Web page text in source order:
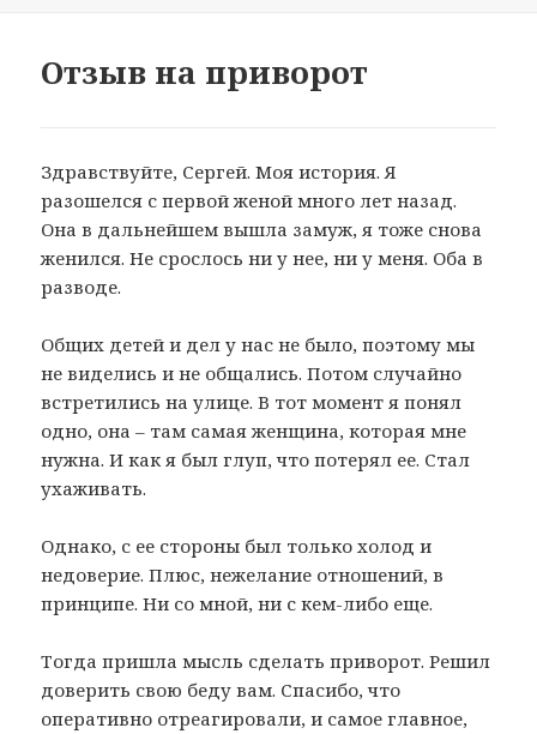
Отзыв на приворот
Здравствуйте, Сергей. Моя история. Я
разошелся с первой женой много лет назад.
Она в дальнейшем вышла замуж, я тоже снова
женился. Не срослось ни у нее, ни у меня. Оба в
разводе.
Общих детей и дел у нас не было, поэтому мы
не виделись и не общались. Потом случайно
встретились на улице. В тот момент я понял
одно, она – там самая женщина, которая мне
нужна. И как я был глуп, что потерял ее. Стал
ухаживать.
Однако, с ее стороны был только холод и
недоверие. Плюс, нежелание отношений, в
принципе. Ни со мной, ни с кем-либо еще.
Тогда пришла мысль сделать приворот. Решил
доверить свою беду вам. Спасибо, что
оперативно отреагировали, и самое главное,